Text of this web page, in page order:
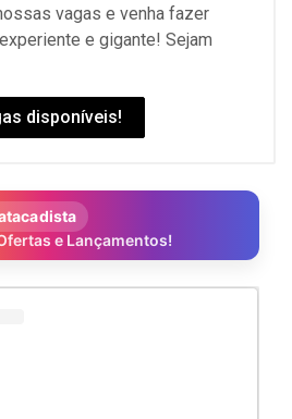
vagas e venha fazer
e gigante! Sejam
disponíveis!
e Lançamentos!